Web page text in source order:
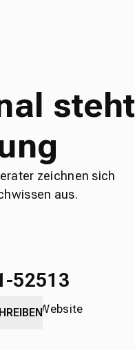
steht
zeichnen sich
aus.
52513
die Website